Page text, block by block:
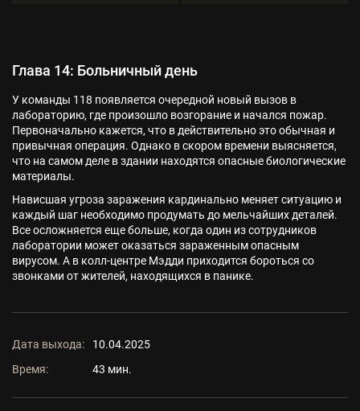
Глава 14: Больничный день
У команды 118 появляется очередной новый вызов в
лабораторию, где произошло возгорание и начался пожар.
Первоначально кажется, что в действительно это обычная и
привычная операция. Однако в скором времени выясняется,
что на самом деле в здании находятся опасные биологические
материалы.
Нависшая угроза заражения кардинально меняет ситуацию и
каждый шаг необходимо продумать до мельчайших деталей.
Все осложняется еще больше, когда один из сотрудников
лаборатории может оказаться зараженным опасным
вирусом. А в колл-центре Мэдди приходится бороться со
звонками от жителей, находящихся в панике.
Дата выхода:
10.04.2025
Время:
43 мин.